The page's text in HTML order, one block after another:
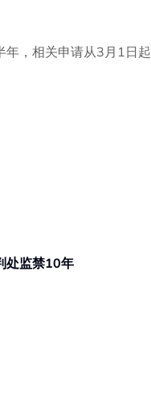
年，相关申请从3月1日起
围殴 嫌犯最高可被判处监禁10年